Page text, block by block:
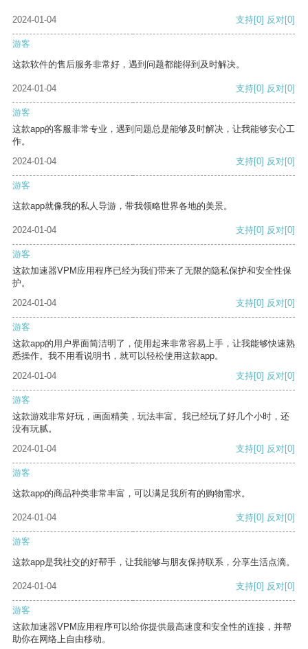
2024-01-04 支持[0] 反对[0]
游客
这款软件的售后服务非常好，遇到问题都能得到及时解决。
2024-01-04 支持[0] 反对[0]
游客
这款app的客服非常专业，遇到问题总是能够及时解决，让我能够安心工
作。
2024-01-04
支持[0] 反对[0]
游客
这款app就像我的私人导游，带我领略世界各地的美景。
2024-01-04 支持[0] 反对[0]
游客
这款加速器VPM应用程序已经为我们带来了无限的隐私保护和安全性保
护。
2024-01-04
支持[0] 反对[0]
游客
这款app的用户界面简洁明了，使用起来非常容易上手，让我能够快速熟
悉操作。我不用看说明书，就可以轻松使用这款app。
2024-01-04
支持[0] 反对[0]
游客
这款游戏非常好玩，画面精美，玩法丰富。我已经玩了好几个小时，还
没有玩腻。
2024-01-04
支持[0] 反对[0]
游客
这款app的商品种类非常丰富，可以满足我所有的购物需求。
2024-01-04 支持[0] 反对[0]
游客
这款app是我社交的好帮手，让我能够与朋友保持联系，分享生活点滴。
2024-01-04 支持[0] 反对[0]
游客
这款加速器VPM应用程序可以给你提供最高速度和安全性的连接，并帮
助你在网络上自由移动。